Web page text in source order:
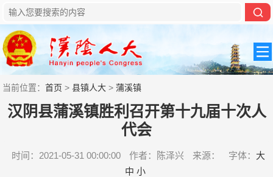
当前位置：首页 >县镇人大 >蒲溪镇
汉阴县蒲溪镇胜利召开第十九届十次人
代会
时间：2021-05-31 00:00:00 作者：陈泽兴 来源： 字体： 大
中 小